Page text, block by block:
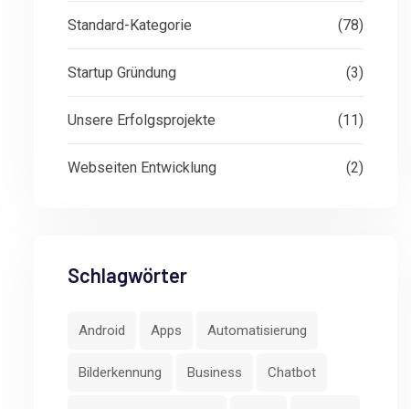
Standard-Kategorie (78)
Startup Gründung (3)
Unsere Erfolgsprojekte (11)
Webseiten Entwicklung (2)
Schlagwörter
Android Apps Automatisierung
Bilderkennung Business Chatbot